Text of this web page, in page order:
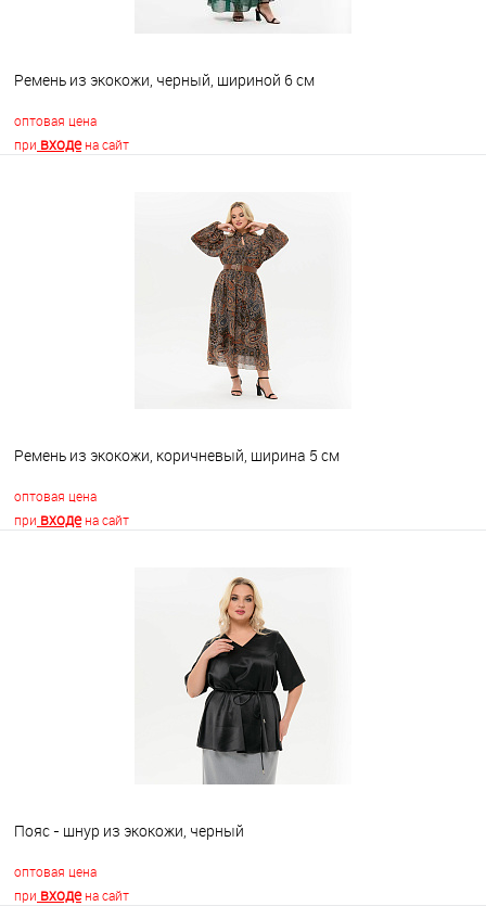
Ремень из экокожи, черный, шириной 6 см
оптовая цена
при входена сайт
В корзину
Ремень из экокожи, коричневый, ширина 5 см
оптовая цена
при входена сайт
В корзину
Пояс - шнур из экокожи, черный
оптовая цена
при входена сайт